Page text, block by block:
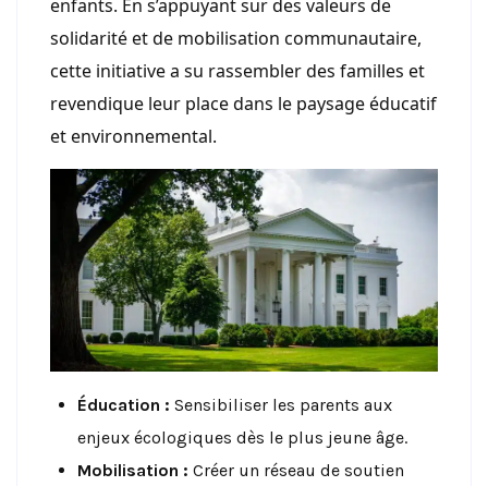
enfants. En s’appuyant sur des valeurs de
solidarité et de mobilisation communautaire,
cette initiative a su rassembler des familles et
revendique leur place dans le paysage éducatif
et environnemental.
Éducation : Sensibiliser les parents aux
enjeux écologiques dès le plus jeune âge.
Mobilisation : Créer un réseau de soutien